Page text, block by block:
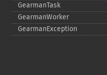
GearmanTask
GearmanWorker
GearmanException